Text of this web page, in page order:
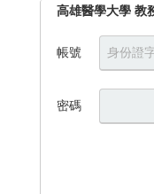
高雄醫學大學 教
帳號
密碼